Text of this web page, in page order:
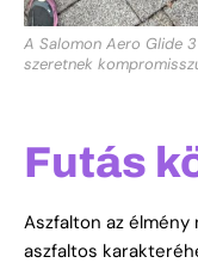
A Salomon Aero Glide
szeretnek
Futás
Aszfalton az élmény
aszfaltos